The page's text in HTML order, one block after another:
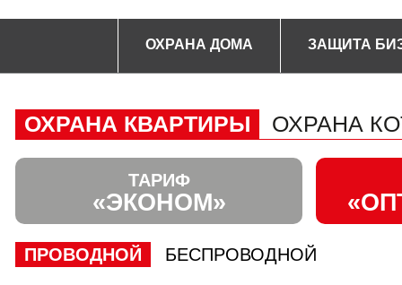
ОХРАНА ДОМА ЗАЩИТА
ОХРАНА КВАРТИРЫ ОХРАНА
ТАРИФ
«ЭКОНОМ»
ПРОВОДНОЙ БЕСПРОВОДНОЙ